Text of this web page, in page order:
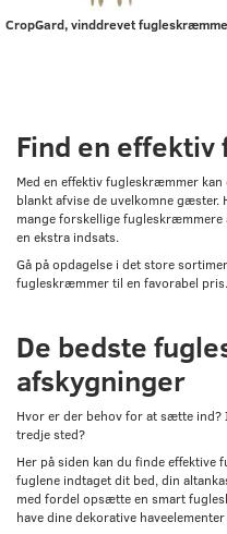
CropGard, vinddrevet
Find en
Med en effektiv fugleskræmmer
blankt afvise de uvelkomne
mange forskellige
en ekstra indsats.
Gå på opdagelse i det store
fugleskræmmer til en favorabel pris.
De bedste
afskygninger
Hvor er der behov for at sætte ind?
tredje sted?
Her på siden kan du finde
fuglene indtaget dit bed, din
med fordel opsætte en smart
have dine dekorative